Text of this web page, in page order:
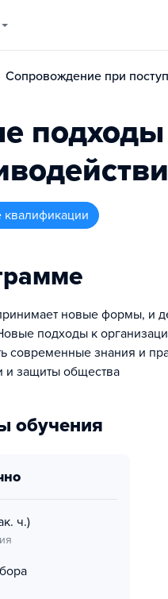
Сопровождение при
подходы
квалификации
новые формы, и
подходы к
современные знания и
и защиты общества
обучения
ч.)